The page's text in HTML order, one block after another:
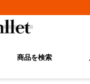
商品を検索